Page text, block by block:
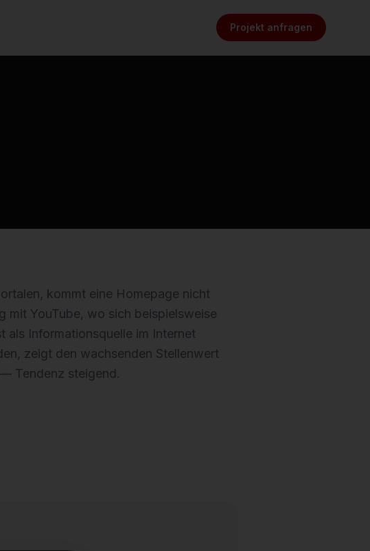
Projekt anfragen
kommt eine Homepage nicht
mit YouTube, wo sich beispielsweise
als Informationsquelle im Internet
zeigt den wachsenden Stellenwert
Tendenz steigend.